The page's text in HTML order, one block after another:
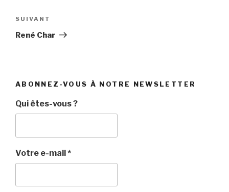
l’article
Article
suivant
SUIVANT
René Char
ABONNEZ-VOUS À NOTRE NEWSLETTER
Qui êtes-vous ?
Votre e-mail*